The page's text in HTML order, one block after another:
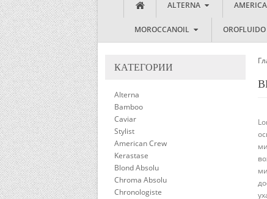
ALTERNA
MOROCCANOIL OROFLUIDO
КАТЕГОРИИ
Alterna
Bamboo
Caviar
Stylist
American Crew
Kerastase
Blond Absolu
Chroma Absolu
Chronologiste